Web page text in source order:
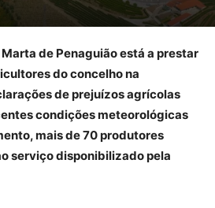
de Penaguião está a prestar
do concelho na
de prejuízos agrícolas
condições meteorológicas
mais de 70 produtores
serviço disponibilizado pela